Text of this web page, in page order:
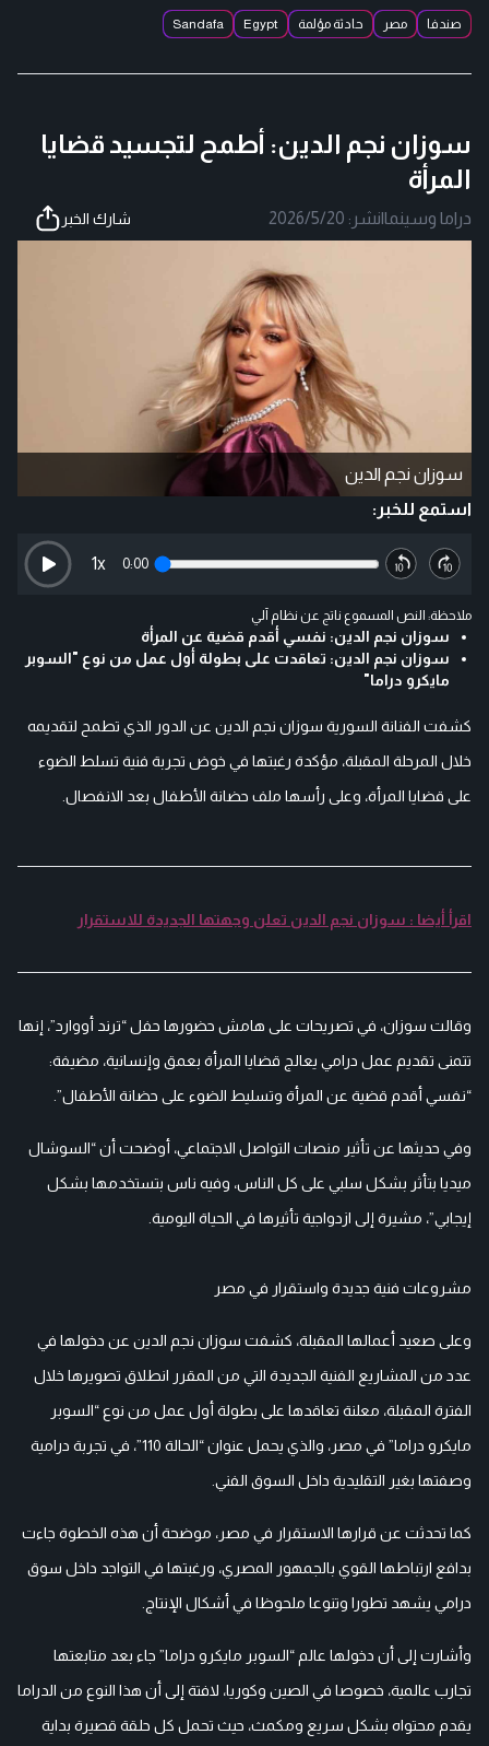
صندفا مصر حادثة مؤلمة Egypt
Sandafa
سوزان نجم الدين: أطمح لتجسيد قضايا
المرأة
دراما وسينما|نشر: 2026/5/20 شارك الخبر
سوزان نجم الدين
استمع للخبر:
0:00
1x
ملاحظة: النص المسموع ناتج عن نظام آلي
سوزان نجم الدين: نفسي أقدم قضية عن المرأة
سوزان نجم الدين: تعاقدت على بطولة أول عمل من نوع "السوبر
مايكرو دراما"
كشفت الفنانة السورية سوزان نجم الدين عن الدور الذي تطمح لتقديمه
خلال المرحلة المقبلة، مؤكدة رغبتها في خوض تجربة فنية تسلط الضوء
على قضايا المرأة، وعلى رأسها ملف حضانة الأطفال بعد الانفصال.
اقرأ أيضا : سوزان نجم الدين تعلن وجهتها الجديدة للاستقرار
وقالت سوزان، في تصريحات على هامش حضورها حفل “ترند أووارد”، إنها
تتمنى تقديم عمل درامي يعالج قضايا المرأة بعمق وإنسانية، مضيفة:
“نفسي أقدم قضية عن المرأة وتسليط الضوء على حضانة الأطفال”.
وفي حديثها عن تأثير منصات التواصل الاجتماعي، أوضحت أن “السوشال
ميديا بتأثر بشكل سلبي على كل الناس، وفيه ناس بتستخدمها بشكل
إيجابي”، مشيرة إلى ازدواجية تأثيرها في الحياة اليومية.
مشروعات فنية جديدة واستقرار في مصر
وعلى صعيد أعمالها المقبلة، كشفت سوزان نجم الدين عن دخولها في
عدد من المشاريع الفنية الجديدة التي من المقرر انطلاق تصويرها خلال
الفترة المقبلة، معلنة تعاقدها على بطولة أول عمل من نوع “السوبر
مايكرو دراما” في مصر، والذي يحمل عنوان “الحالة 110”، في تجربة درامية
وصفتها بغير التقليدية داخل السوق الفني.
كما تحدثت عن قرارها الاستقرار في مصر، موضحة أن هذه الخطوة جاءت
بدافع ارتباطها القوي بالجمهور المصري، ورغبتها في التواجد داخل سوق
درامي يشهد تطورا وتنوعا ملحوظا في أشكال الإنتاج.
وأشارت إلى أن دخولها عالم “السوبر مايكرو دراما” جاء بعد متابعتها
تجارب عالمية، خصوصا في الصين وكوريا، لافتة إلى أن هذا النوع من الدراما
يقدم محتواه بشكل سريع ومكمث، حيث تحمل كل حلقة قصيرة بداية